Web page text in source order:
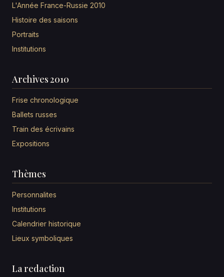
L'Année France-Russie 2010
Histoire des saisons
Portraits
Institutions
Archives 2010
Frise chronologique
Ballets russes
Train des écrivains
Expositions
Thèmes
Personnalites
Institutions
Calendrier historique
Lieux symboliques
La redaction